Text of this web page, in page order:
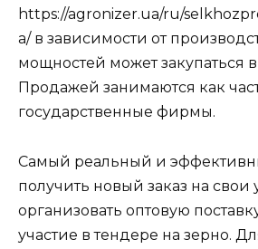
https://agronizer.ua/ru/
a/ в зависимости от
мощностей может закупаться
Продажей занимаются как
государственные фирмы.
Самый реальный и
получить новый заказ на свои
организовать оптовую
участие в тендере на зерно.